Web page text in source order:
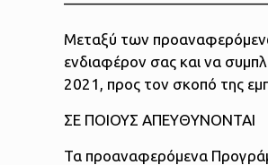
Μεταξύ των
ενδιαφέρον σας και να
2021, προς τον σκοπό της
ΣΕ ΠΟΙΟΥΣ ΑΠΕΥΘΥΝΟΝΤΑΙ
Τα προαναφερόμενα